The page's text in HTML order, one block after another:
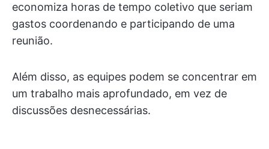
economiza horas de tempo coletivo que seriam
gastos coordenando e participando de uma
reunião.
Além disso, as equipes podem se concentrar em
um trabalho mais aprofundado, em vez de
discussões desnecessárias.